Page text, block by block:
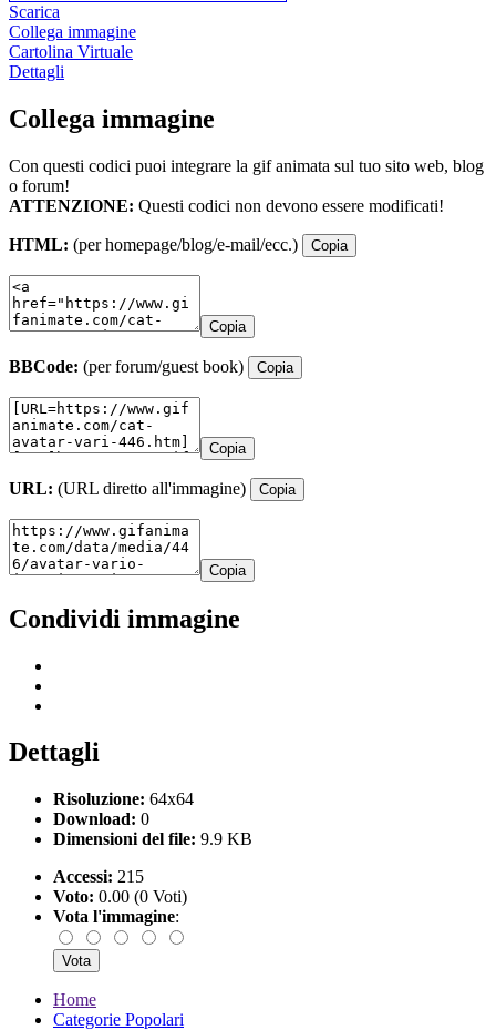
Scarica
Collega immagine
Cartolina Virtuale
Dettagli
Collega immagine
Con questi codici puoi integrare la gif animata sul tuo sito web, blog
o forum!
ATTENZIONE: Questi codici non devono essere modificati!
HTML: (per homepage/blog/e-mail/ecc.) Copia
Copia
BBCode: (per forum/guest book) Copia
Copia
URL: (URL diretto all'immagine) Copia
Copia
Condividi immagine
Dettagli
Risoluzione: 64x64
Download: 0
Dimensioni del file: 9.9 KB
Accessi: 215
Voto: 0.00 (0 Voti)
Vota l'immagine:
Home
Categorie Popolari